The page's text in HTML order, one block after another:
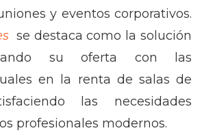
y eventos corporativos.
se destaca como la solución
su oferta con las
en la renta de salas de
las necesidades
profesionales modernos.